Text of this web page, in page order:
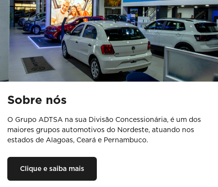
Sobre nós
O Grupo ADTSA na sua Divisão Concessionária, é um dos
maiores grupos automotivos do Nordeste, atuando nos
estados de Alagoas, Ceará e Pernambuco.
Clique e saiba mais